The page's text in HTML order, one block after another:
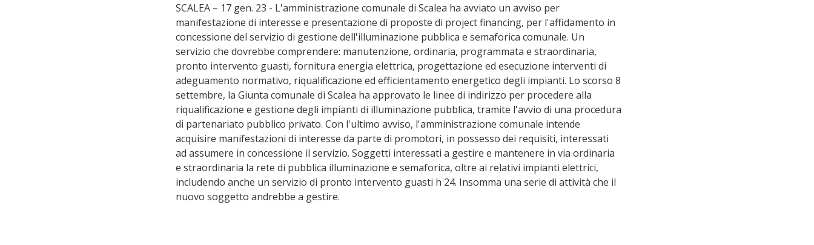
SCALEA – 17 gen. 23 - L'amministrazione comunale di Scalea ha avviato un avviso per
manifestazione di interesse e presentazione di proposte di project financing, per l'affidamento in
concessione del servizio di gestione dell'illuminazione pubblica e semaforica comunale. Un
servizio che dovrebbe comprendere: manutenzione, ordinaria, programmata e straordinaria,
pronto intervento guasti, fornitura energia elettrica, progettazione ed esecuzione interventi di
adeguamento normativo, riqualificazione ed efficientamento energetico degli impianti. Lo scorso 8
settembre, la Giunta comunale di Scalea ha approvato le linee di indirizzo per procedere alla
riqualificazione e gestione degli impianti di illuminazione pubblica, tramite l'avvio di una procedura
di partenariato pubblico privato. Con l'ultimo avviso, l'amministrazione comunale intende
acquisire manifestazioni di interesse da parte di promotori, in possesso dei requisiti, interessati
ad assumere in concessione il servizio. Soggetti interessati a gestire e mantenere in via ordinaria
e straordinaria la rete di pubblica illuminazione e semaforica, oltre ai relativi impianti elettrici,
includendo anche un servizio di pronto intervento guasti h 24. Insomma una serie di attività che il
nuovo soggetto andrebbe a gestire.